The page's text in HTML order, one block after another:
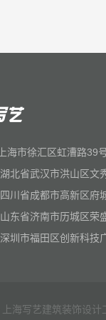
海市徐汇区虹漕路39
北省武汉市洪山区文
川省成都市高新区府
东省济南市历城区荣
圳市福田区创新科技
海写艺建筑装饰设